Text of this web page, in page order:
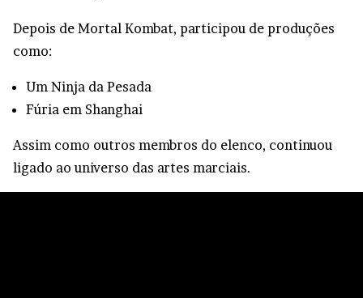
Depois de Mortal Kombat, participou de produções
como:
Um Ninja da Pesada
Fúria em Shanghai
Assim como outros membros do elenco, continuou
ligado ao universo das artes marciais.